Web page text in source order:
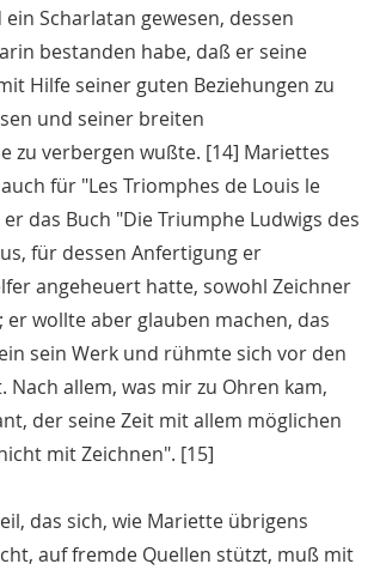
Scharlatan gewesen, dessen
bestanden habe, daß er seine
Hilfe seiner guten Beziehungen zu
und seiner breiten
zu verbergen wußte. [14] Mariettes
für "Les Triomphes de Louis le
er das Buch "Die Triumphe Ludwigs des
für dessen Anfertigung er
angeheuert hatte, sowohl Zeichner
er wollte aber glauben machen, das
sein Werk und rühmte sich vor den
Nach allem, was mir zu Ohren kam,
der seine Zeit mit allem möglichen
mit Zeichnen". [15]
das sich, wie Mariette übrigens
auf fremde Quellen stützt, muß mit